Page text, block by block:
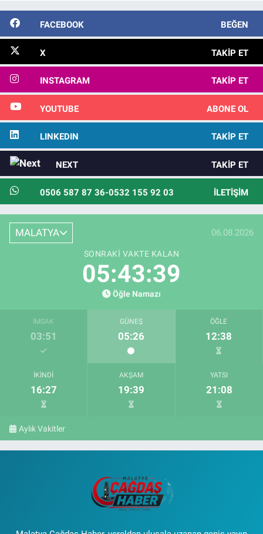
FACEBOOK BEĞEN
X TAKIP ET
INSTAGRAM TAKIP ET
YOUTUBE ABONE OL
LINKEDIN TAKIP ET
NEXT TAKIP ET
0506 587 87 36-0532 155 92 03 İLETIŞIM
MALATYA 06.08.2026
SONRAKI VAKTE KALAN
05:43:38
Öğle Namazı
İMSAK
03:51
GÜNEŞ
05:26
ÖĞLE
12:38
İKINDI
16:27
AKŞAM
19:39
YATSI
21:08
Aylık Vakitler